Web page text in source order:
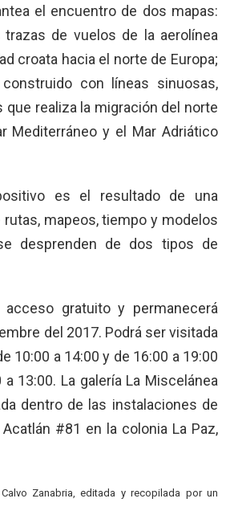
el encuentro de dos mapas:
de vuelos de la aerolínea
croata hacia el norte de Europa;
con líneas sinuosas,
que realiza la migración del norte
Mediterráneo y el Mar Adriático
es el resultado de una
mapeos, tiempo y modelos
desprenden de dos tipos de
gratuito y permanecerá
del 2017. Podrá ser visitada
10:00 a 14:00 y de 16:00 a 19:00
13:00. La galería La Miscelánea
dentro de las instalaciones de
Acatlán #81 en la colonia La Paz,
Zanabria, editada y recopilada por un